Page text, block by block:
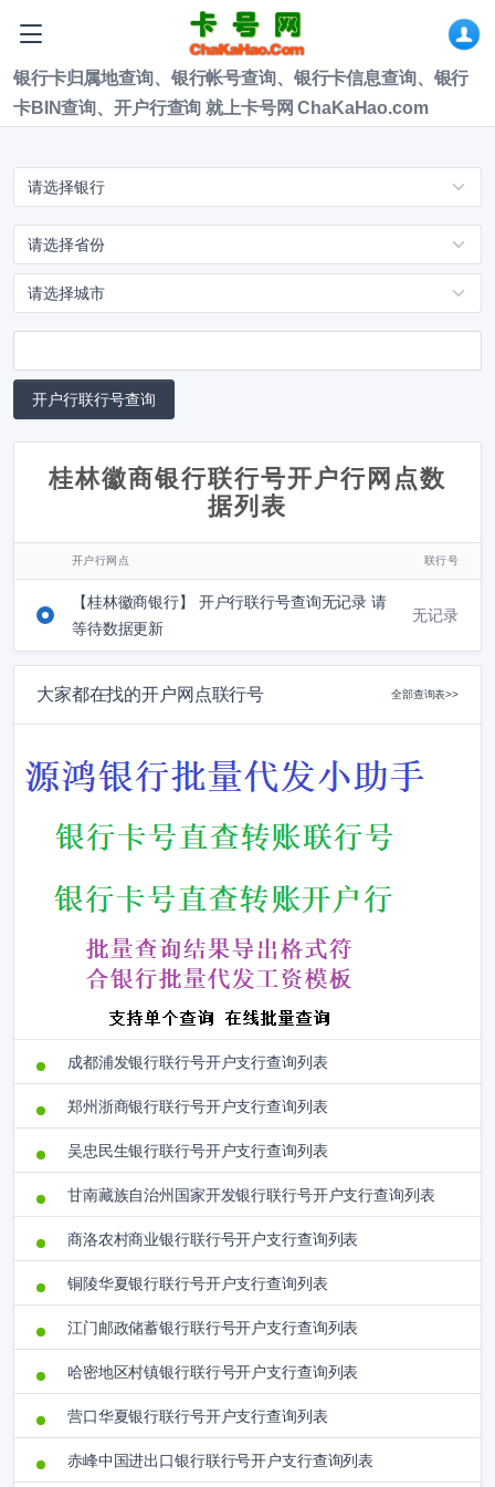
银行卡归属地查询、银行帐号查询、银行卡信息查询、银行
卡BIN查询、开户行查询 就上卡号网 ChaKaHao.com
桂林徽商银行联行号开户行网点数
据列表
开户行网点 联行号
【桂林徽商银行】 开户行联行号查询无记录 请
等待数据更新
无记录
大家都在找的开户网点联行号 全部查询表>>
成都浦发银行联行号开户支行查询列表
郑州浙商银行联行号开户支行查询列表
吴忠民生银行联行号开户支行查询列表
甘南藏族自治州国家开发银行联行号开户支行查询列表
商洛农村商业银行联行号开户支行查询列表
铜陵华夏银行联行号开户支行查询列表
江门邮政储蓄银行联行号开户支行查询列表
哈密地区村镇银行联行号开户支行查询列表
营口华夏银行联行号开户支行查询列表
赤峰中国进出口银行联行号开户支行查询列表